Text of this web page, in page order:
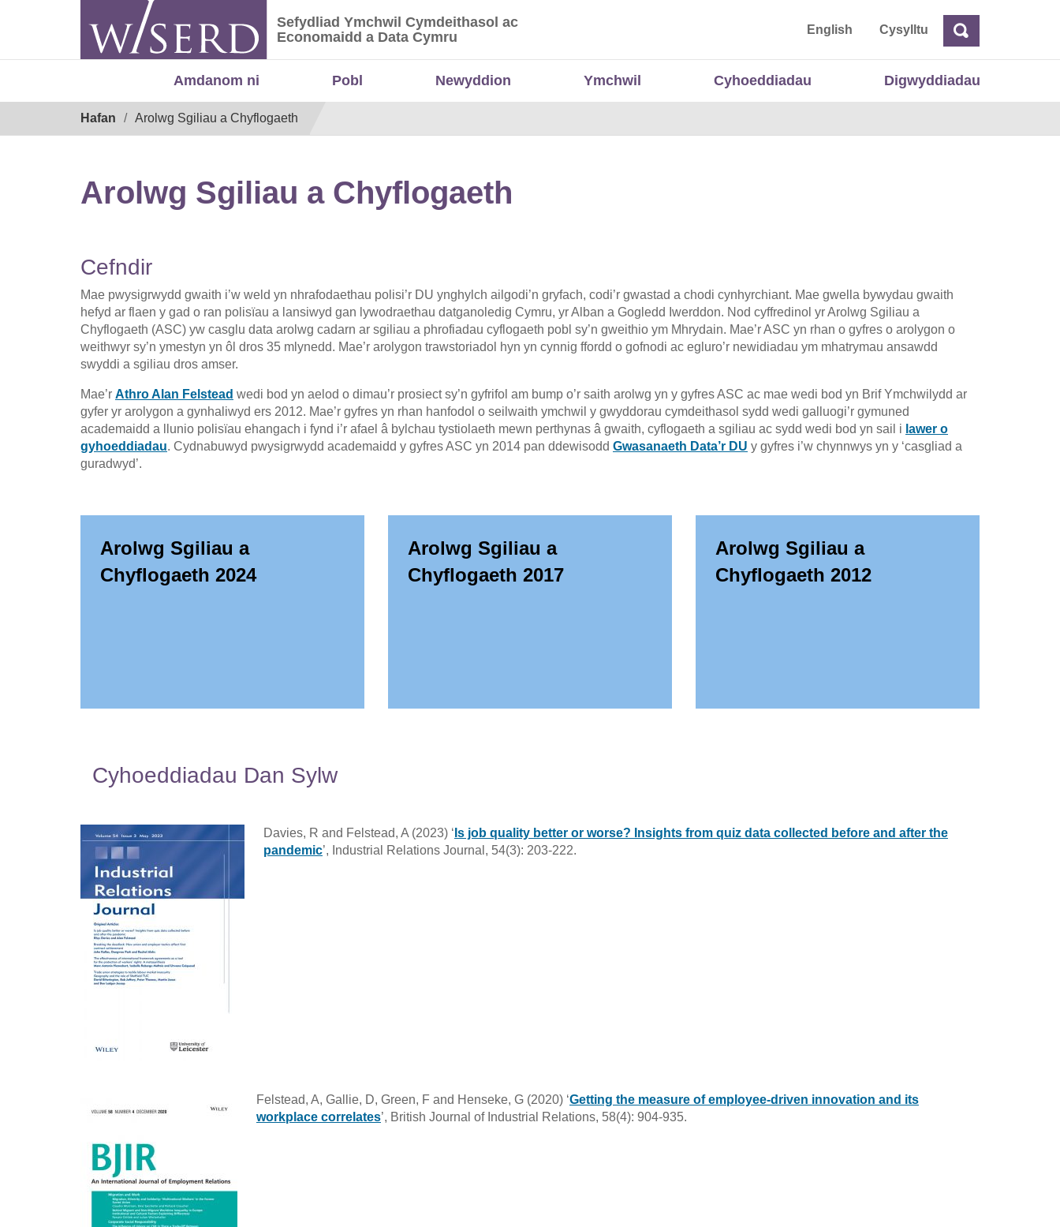
Sefydliad Ymchwil Cymdeithasol ac Economaidd a Data Cymru
Sefydliad Ymchwil Cymdeithasol ac
Economaidd a Data Cymru
English CysylltuChwilio
Amdanom ni Pobl Newyddion Ymchwil Cyhoeddiadau Digwyddiadau
Hafan Arolwg Sgiliau a Chyflogaeth
Arolwg Sgiliau a Chyflogaeth
Cefndir
Mae pwysigrwydd gwaith i’w weld yn nhrafodaethau polisi’r DU ynghylch ailgodi’n gryfach, codi’r gwastad a chodi cynhyrchiant. Mae gwella bywydau gwaith
hefyd ar flaen y gad o ran polisïau a lansiwyd gan lywodraethau datganoledig Cymru, yr Alban a Gogledd Iwerddon. Nod cyffredinol yr Arolwg Sgiliau a
Chyflogaeth (ASC) yw casglu data arolwg cadarn ar sgiliau a phrofiadau cyflogaeth pobl sy’n gweithio ym Mhrydain. Mae’r ASC yn rhan o gyfres o arolygon o
weithwyr sy’n ymestyn yn ôl dros 35 mlynedd. Mae’r arolygon trawstoriadol hyn yn cynnig ffordd o gofnodi ac egluro’r newidiadau ym mhatrymau ansawdd
swyddi a sgiliau dros amser.
Mae’r Athro Alan Felstead wedi bod yn aelod o dimau’r prosiect sy’n gyfrifol am bump o’r saith arolwg yn y gyfres ASC ac mae wedi bod yn Brif Ymchwilydd ar
gyfer yr arolygon a gynhaliwyd ers 2012. Mae’r gyfres yn rhan hanfodol o seilwaith ymchwil y gwyddorau cymdeithasol sydd wedi galluogi’r gymuned
academaidd a llunio polisïau ehangach i fynd i’r afael â bylchau tystiolaeth mewn perthynas â gwaith, cyflogaeth a sgiliau ac sydd wedi bod yn sail i lawer o
gyhoeddiadau. Cydnabuwyd pwysigrwydd academaidd y gyfres ASC yn 2014 pan ddewisodd Gwasanaeth Data’r DU y gyfres i’w chynnwys yn y ‘casgliad a
guradwyd’.
Arolwg Sgiliau a
Chyflogaeth 2024
Arolwg Sgiliau a
Chyflogaeth 2017
Arolwg Sgiliau a
Chyflogaeth 2012
Cyhoeddiadau Dan Sylw
Davies, R and Felstead, A (2023) ‘ Is job quality better or worse? Insights from quiz data collected before and after the
pandemic’, Industrial Relations Journal, 54(3): 203-222.
Felstead, A, Gallie, D, Green, F and Henseke, G (2020) ‘Getting the measure of employee-driven innovation and its
workplace correlates’, British Journal of Industrial Relations, 58(4): 904-935.